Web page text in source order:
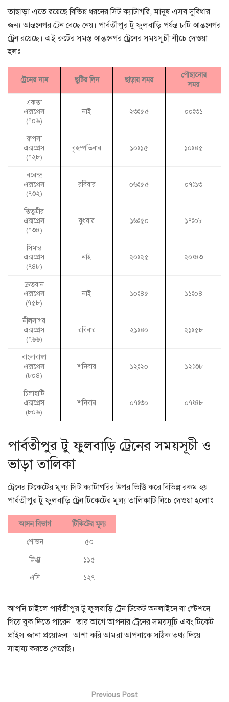
তাছাড়া এতে রয়েছে বিভিন্ন ধরনের সিট ক্যাটাগরি, মানুষ এসব সুবিধার
জন্য আন্তঃনগর ট্রেন বেছে নেয়। পার্বতীপুর টু ফুলবাড়ি পর্যন্ত ৮টি আন্তঃনগর
ট্রেন রয়েছে। এই রুটের সমস্ত আন্তঃনগর ট্রেনের সময়সূচী নীচে দেওয়া
হলঃ
ট্রেনের নাম ছুটির দিন ছাড়ায় সময়
পৌছানোর
সময়
একতা
এক্সপ্রেস
(৭০৬)
নাই ২৩ঃ৫৫ ০০ঃ৩১
রুপসা
এক্সপ্রেস
(৭২৮)
বৃহস্পতিবার ১০ঃ১৫ ১০ঃ৪৫
বরেন্দ্র
এক্সপ্রেস
(৭৩২)
রবিবার ০৬ঃ৫৫ ০৭ঃ১৩
তিতুমীর
এক্সপ্রেস
(৭৩৪)
বুধবার ১৬ঃ৫০ ১৭ঃ০৮
সিমান্ত
এক্সপ্রেস
(৭৪৮)
নাই ২০ঃ২৫ ২০ঃ৪৩
দ্রুতযান
এক্সপ্রেস
(৭৫৮)
নাই ১০ঃ৪৫ ১১ঃ০৪
নীলসাগর
এক্সপ্রেস
(৭৬৬)
রবিবার ২১ঃ৪০ ২১ঃ৫৮
বাংলাবান্ধা
এক্সপ্রেস
(৮০৪)
শনিবার ১২ঃ২০ ১২ঃ৩৮
চিলাহাটি
এক্সপ্রেস
(৮০৬)
শনিবার ০৭ঃ৩০ ০৭ঃ৪৮
পার্বতীপুর টু ফুলবাড়ি ট্রেনের সময়সূচী ও
ভাড়া তালিকা
ট্রেনের টিকেটের মূল্য সিট ক্যাটাগরির উপর ভিত্তি করে বিভিন্ন রকম হয়।
পার্বতীপুর টু ফুলবাড়ি ট্রেন টিকেটের মূল্য তালিকাটি নিচে দেওয়া হলোঃ
আসন বিভাগ টিকিটের মূল্য
শোভন ৫০
স্নিগ্ধা ১১৫
এসি ১২৭
আপনি চাইলে পার্বতীপুর টু ফুলবাড়ি ট্রেন টিকেট অনলাইনে বা স্টেশনে
গিয়ে বুক দিতে পারেন। তার আগে আপনার ট্রেনের সময়সূচি এবং টিকেট
প্রাইস জানা প্রয়োজন। আশা করি আমরা আপনাকে সঠিক তথ্য দিয়ে
সাহায্য করতে পেরেছি।
Previous Post